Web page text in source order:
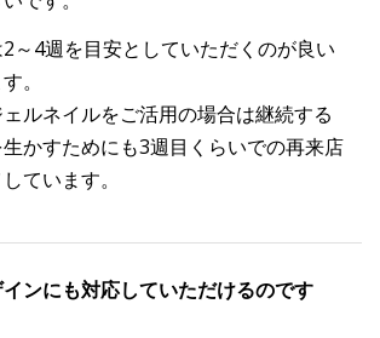
～4週を目安としていただくのが良い
。
ルネイルをご活用の場合は継続する
かすためにも3週目くらいでの再来店
ています。
ンにも対応していただけるのです